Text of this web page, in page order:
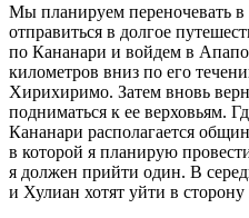
Мы планируем переночевать
отправиться в долгое
по Кананари и войдем в
километров вниз по его
Хирихиримо. Затем вновь
подниматься к ее верховьям.
Кананари располагается
в которой я планирую
я должен прийти один. В
и Хулиан хотят уйти в сторону